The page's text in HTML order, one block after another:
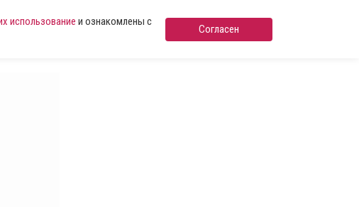
использование и ознакомлены с
Согласен